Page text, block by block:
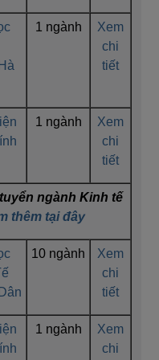
1 ngành
Xem
chi
tiết
1 ngành
Xem
chi
tiết
ngành Kinh tế
thêm tại đây
10 ngành
Xem
chi
tiết
1 ngành
Xem
chi